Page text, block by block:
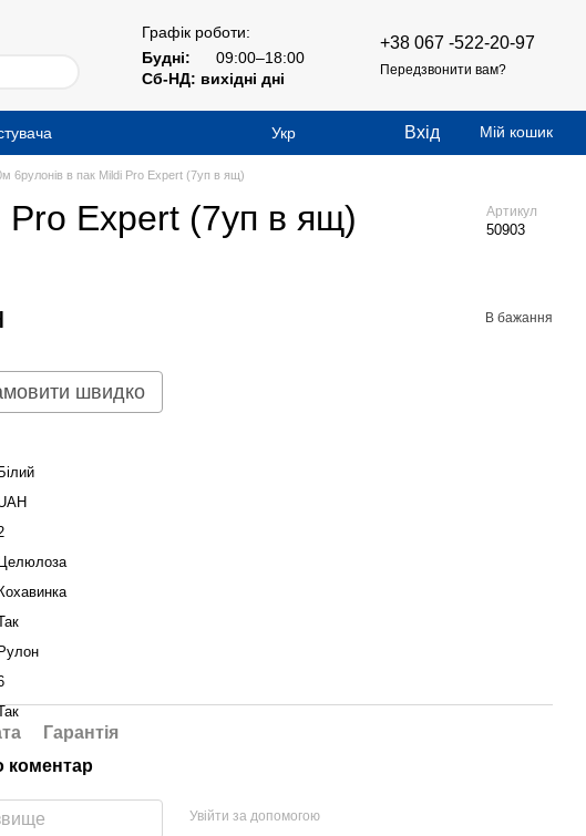
Графік роботи:
Будні:
09:00–18:00
Сб-НД: вихідні дні
+38 067 -522-20-97
Передзвонити вам?
Укр Вхід Мій кошик
6рулонів в пак Mildi Pro Expert (7уп в ящ)
Pro Expert (7уп в ящ) Артикул
50903
В бажання
швидко
Білий
Целюлоза
Кохавинка
Рулон
Гарантія
коментар
Увійти за допомогою